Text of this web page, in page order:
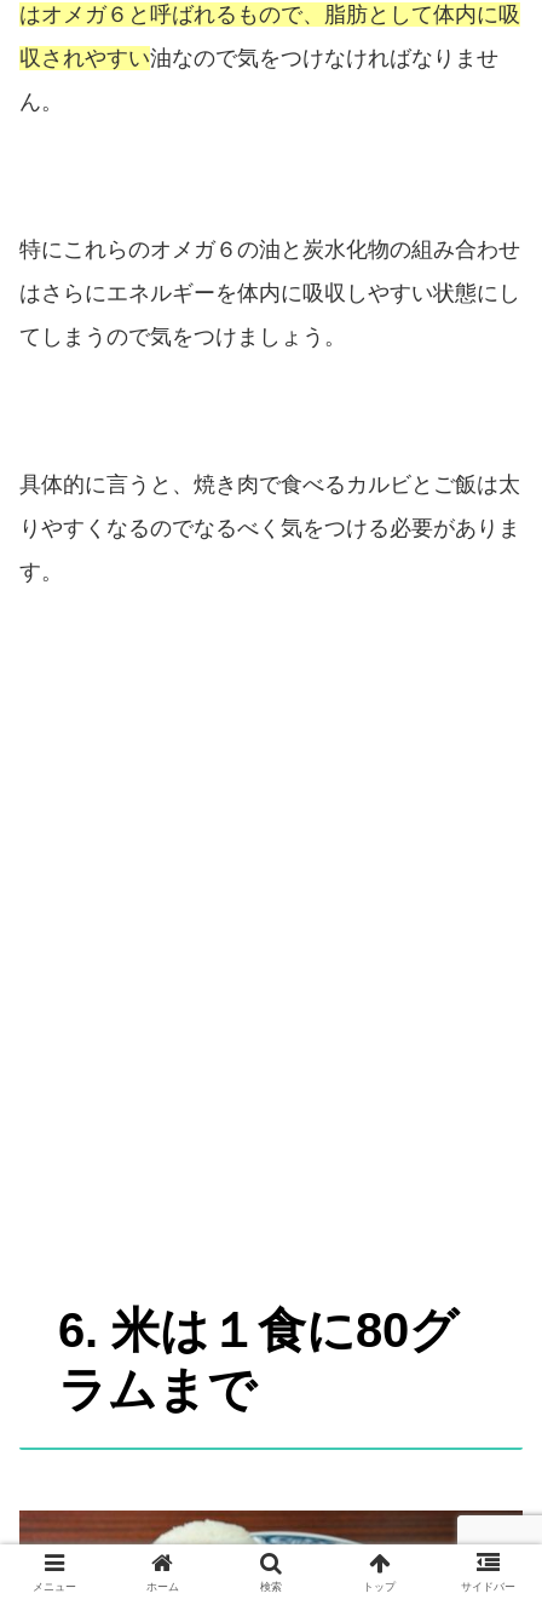
はオメガ６と呼ばれるもので、脂肪として体内に吸
収されやすい油なので気をつけなければなりませ
ん。
特にこれらのオメガ６の油と炭水化物の組み合わせ
はさらにエネルギーを体内に吸収しやすい状態にし
てしまうので気をつけましょう。
具体的に言うと、焼き肉で食べるカルビとご飯は太
りやすくなるのでなるべく気をつける必要がありま
す。
6. 米は１食に80グ
ラムまで
メニュー ホーム 検索 トップ サイドバー